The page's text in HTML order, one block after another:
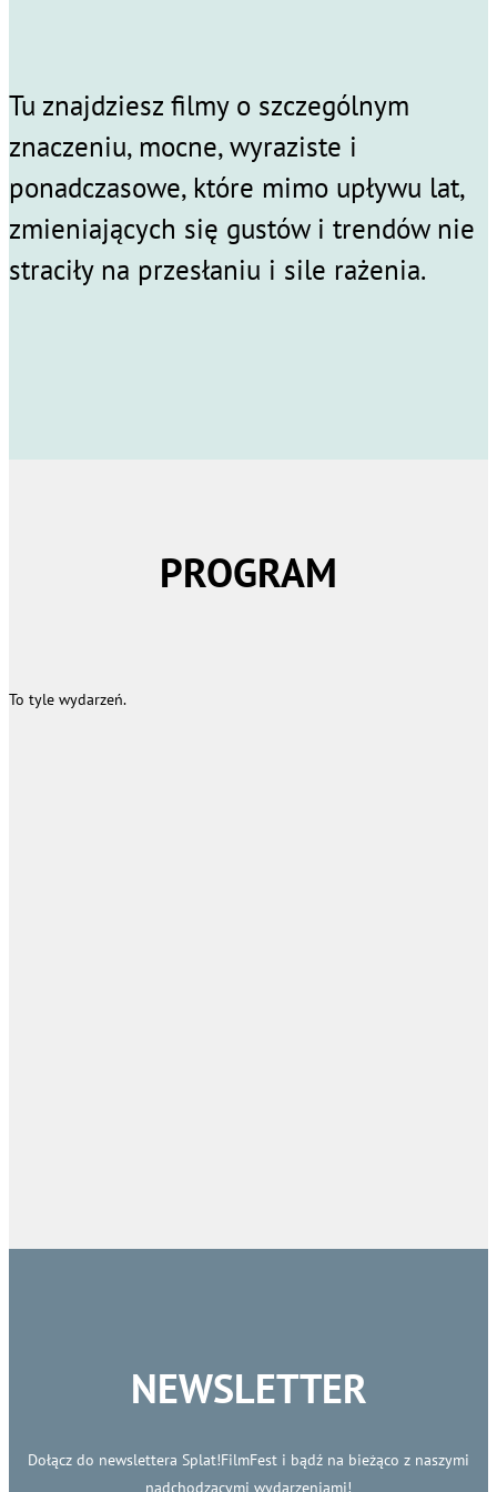
Tu znajdziesz filmy o szczególnym
znaczeniu, mocne, wyraziste i
ponadczasowe, które mimo upływu lat,
zmieniających się gustów i trendów nie
straciły na przesłaniu i sile rażenia.
PROGRAM
To tyle wydarzeń.
NEWSLETTER
Dołącz do newslettera Splat!FilmFest i bądź na bieżąco z naszymi
nadchodzącymi wydarzeniami!